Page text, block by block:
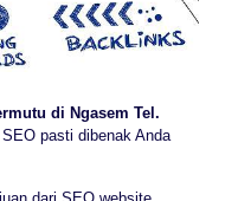
di Ngasem Tel.
pasti dibenak Anda